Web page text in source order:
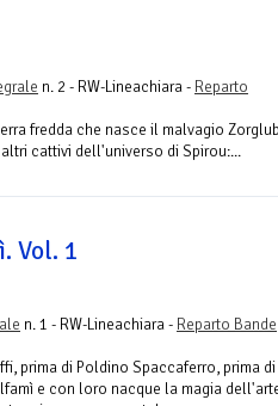
n. 2 - RW-Lineachiara - Reparto
fredda che nasce il malvagio
cattivi dell'universo di Spirou:...
Vol. 1
n. 1 - RW-Lineachiara - Reparto Bande
prima di Poldino Spaccaferro, prima di
e con loro nacque la magia